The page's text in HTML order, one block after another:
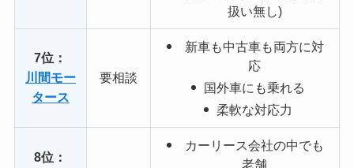
扱い無し)
7位：
川間モー
タース
要相談
新車も中古車も両方に対
応
国外車にも乗れる
柔軟な対応力
8位：
カーリース会社の中でも
老舗